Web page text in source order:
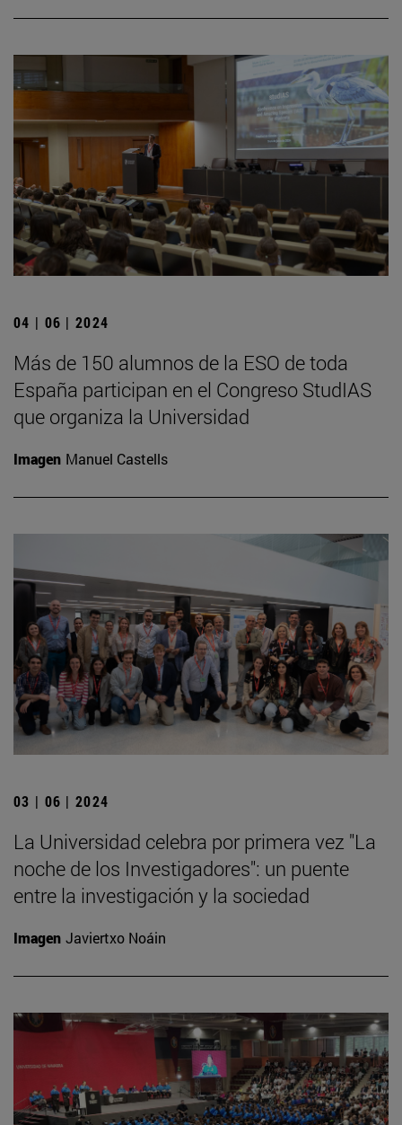
04 | 06 | 2024
Más de 150 alumnos de la ESO de toda
España participan en el Congreso StudIAS
que organiza la Universidad
Imagen Manuel Castells
03 | 06 | 2024
La Universidad celebra por primera vez "La
noche de los Investigadores": un puente
entre la investigación y la sociedad
Imagen Javiertxo Noáin